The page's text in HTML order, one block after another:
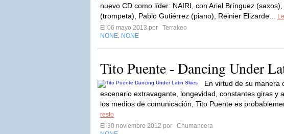
nuevo CD como líder: NAIRI, con Ariel Brínguez
(trompeta), Pablo Gutiérrez (piano), Reinier Elizarde...
El 06 mayo 2013 por
Terrakeo
NONE NONE
Tito Puente - Dancing Under
En virtud de su manera
escenario extravagante, longevidad, constantes giras y
los medios de comunicación, Tito Puente es
resto
El 30 noviembre 2012 por
Chumancera